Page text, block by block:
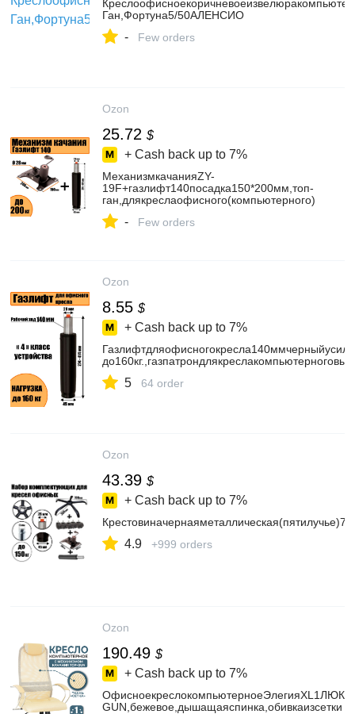
Ган,Фортуна5/50АЛЕНСИО
- Few orders
Ozon
25.72 $
+ Cash back up to 7%
МеханизмкачанияZY-
19F+газлифт140посадка150*200мм,топ-
ган,длякреслаофисного(компьютерного)
- Few orders
Ozon
8.55 $
+ Cash back up to 7%
5 64 order
Ozon
43.39 $
+ Cash back up to 7%
4.9 +999 orders
Ozon
190.49 $
+ Cash back up to 7%
GUN,бежевое,дышащаяспинка,обивкаизсетки